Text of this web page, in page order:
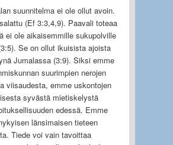
suunnitelma ei ole ollut avoin.
(Ef 3:3,4,9). Paavali toteaa
ei ole aikaisemmille sukupolville
Se on ollut ikuisista ajoista
Jumalassa (3:9). Siksi emme
suurimpien nerojen
viisaudesta, emme uskontojen
syvästä mietiskelystä
edessä. Emme
länsimaisen tieteen
Tiede voi vain tavoittaa